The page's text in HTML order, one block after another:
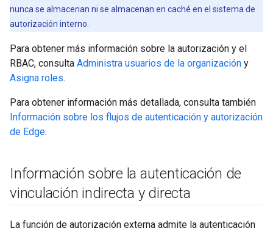
nunca se almacenan ni se almacenan en caché en el sistema de
autorización interno.
Para obtener más información sobre la autorización y el
RBAC, consulta Administra usuarios de la organización y
Asigna roles.
Para obtener información más detallada, consulta también
Información sobre los flujos de autenticación y autorización
de Edge.
Información sobre la autenticación de
vinculación indirecta y directa
La función de autorización externa admite la autenticación